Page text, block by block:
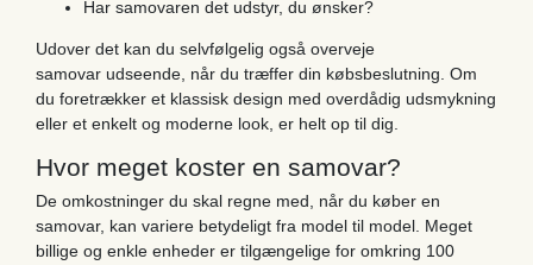
Har samovaren det udstyr, du ønsker?
Udover det kan du selvfølgelig også overveje
samovar udseende, når du træffer din købsbeslutning. Om
du foretrækker et klassisk design med overdådig udsmykning
eller et enkelt og moderne look, er helt op til dig.
Hvor meget koster en samovar?
De omkostninger du skal regne med, når du køber en
samovar, kan variere betydeligt fra model til model. Meget
billige og enkle enheder er tilgængelige for omkring 100